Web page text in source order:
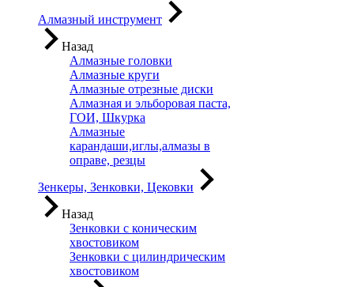
Алмазный инструмент
Назад
Алмазные головки
Алмазные круги
Алмазные отрезные диски
Алмазная и эльборовая паста,
ГОИ, Шкурка
Алмазные
карандаши,иглы,алмазы в
оправе, резцы
Зенкеры, Зенковки, Цековки
Назад
Зенковки с коническим
хвостовиком
Зенковки с цилиндрическим
хвостовиком